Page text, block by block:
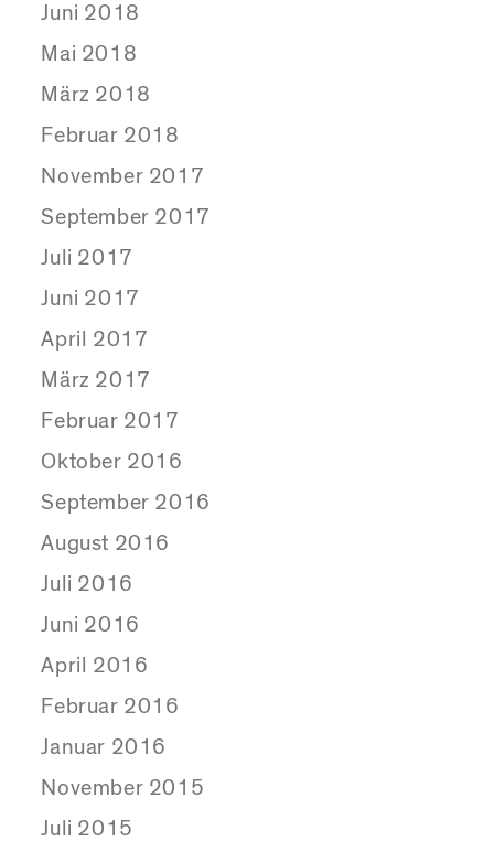
Juni 2018
Mai 2018
März 2018
Februar 2018
November 2017
September 2017
Juli 2017
Juni 2017
April 2017
März 2017
Februar 2017
Oktober 2016
September 2016
August 2016
Juli 2016
Juni 2016
April 2016
Februar 2016
Januar 2016
November 2015
Juli 2015